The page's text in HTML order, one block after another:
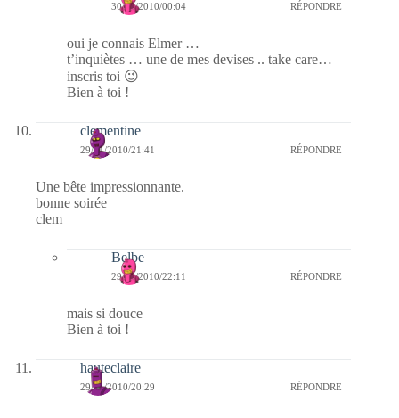
30/01/2010/00:04 RÉPONDRE
oui je connais Elmer …
t’inquiètes … une de mes devises .. take care…
inscris toi 😉
Bien à toi !
clementine
29/01/2010/21:41 RÉPONDRE
Une bête impressionnante.
bonne soirée
clem
Belbe
29/01/2010/22:11 RÉPONDRE
mais si douce
Bien à toi !
hauteclaire
29/01/2010/20:29 RÉPONDRE